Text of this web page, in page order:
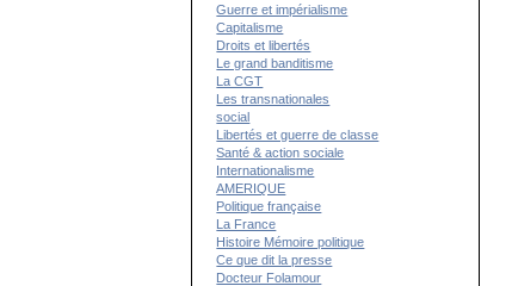
Guerre et impérialisme
Capitalisme
Droits et libertés
Le grand banditisme
La CGT
Les transnationales
social
Libertés et guerre de classe
Santé & action sociale
Internationalisme
AMERIQUE
Politique française
La France
Histoire Mémoire politique
Ce que dit la presse
Docteur Folamour